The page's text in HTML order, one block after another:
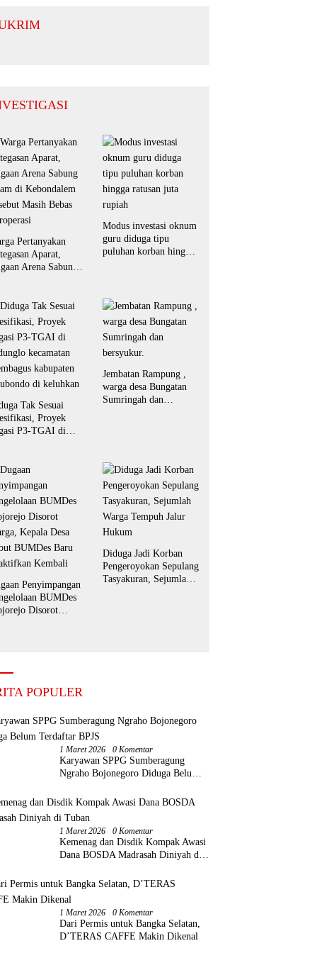
untuk
Pertanyakan
Aparat,
Arena Sabung
Modus investasi oknum
guru diduga tipu
puluhan korban hingga
Tak Sesuai
Proyek
P3-TGAI di
di keluhkan
Jembatan Rampung ,
warga desa Bungatan
Sumringah dan
Penyimpangan
BUMDes
Disorot
Diduga Jadi Korban
Pengeroyokan Sepulang
Tasyakuran, Sejumlah
POPULER
1 Maret 2026 0 Komentar
Karyawan SPPG Sumberagung
Ngraho Bojonegoro Diduga Belum
1 Maret 2026 0 Komentar
Kemenag dan Disdik Kompak Awasi
Dana BOSDA Madrasah Diniyah di
1 Maret 2026 0 Komentar
Dari Permis untuk Bangka Selatan,
D’TERAS CAFFE Makin Dikenal